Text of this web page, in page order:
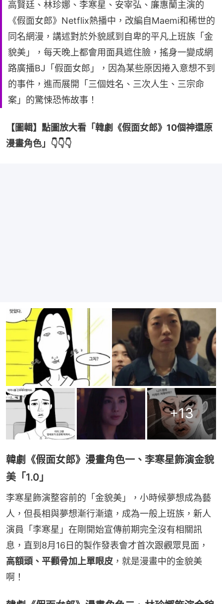
高賢廷、林珍娜、李寒星、安宰弘、廉惠蘭主演的
《假面女郎》Netflix熱播中，改編自Maemi和稀世的
同名網漫，講述對於外貌感到自卑的平凡上班族「金
貌美」，每天晚上都會用面具遮住臉，搖身一變成網
路廣播BJ「假面女郎」，因為某些原因捲入意想不到
的事件，進而展開「三個姓名、三次人生、三宗命
案」的驚悚恐怖故事！
【圖輯】點圖放大看「韓劇《假面女郎》10個神還原
漫畫角色」👇👇👇
+13
韓劇《假面女郎》漫畫角色一、李寒星飾演金貌
美「1.0」
李寒星飾演整容前的「金貌美」，小時候夢想成為藝
人，但長相與夢想漸行漸遠，成為一般上班族，新人
演員「李寒星」在剛開始宣傳前期完全沒有相關訊
息，直到8月16日的製作發表會才首次跟觀眾見面，
高額頭、平顴骨加上單眼皮 ，就是漫畫中的金貌美
啊！